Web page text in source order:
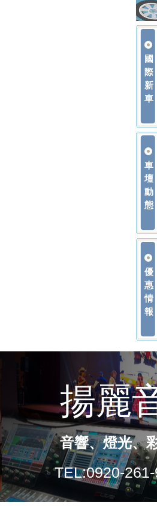
國
際
新
車
車
壇
動
態
優
惠
情
報